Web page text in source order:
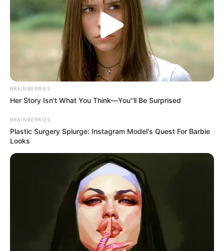
1 ULASAN
12 Januari 2023 at 11:13
Ringan untuk ditonton
Cerita
8/10
Musik
8/10
ULASAN
Alamat email Anda tidak akan dipublikasikan. Ruas yang wajib ditandai
BRAINBERRIES
Her Story Isn't What You Think—You''ll Be Surprised
BRAINBERRIES
Plastic Surgery Splurge: Instagram Model's Quest For Barbie
Looks